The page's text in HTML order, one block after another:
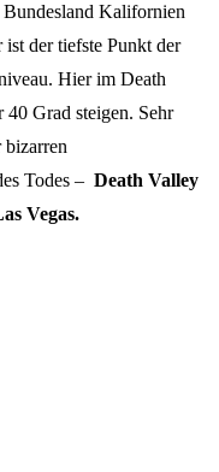
Kalifornien
der tiefste Punkt der
Hier im Death
Grad steigen. Sehr
bizarren
Todes – Death Valley
Vegas.